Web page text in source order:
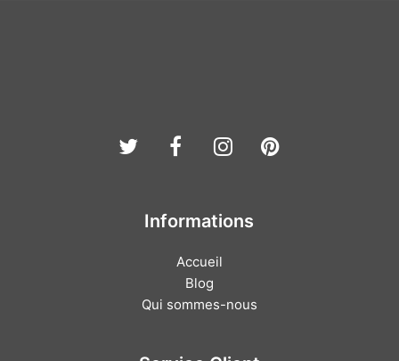
TwitterFacebook
Instagram
Pinterest
Informations
Accueil
Blog
Qui sommes-nous